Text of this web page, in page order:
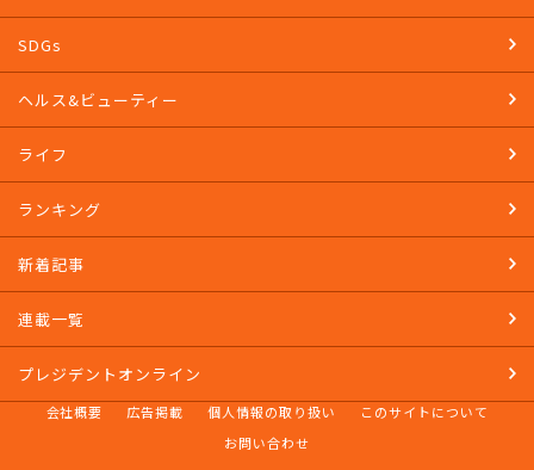
SDGs
ヘルス&ビューティー
ライフ
ランキング
新着記事
連載一覧
プレジデントオンライン
会社概要 広告掲載 個人情報の取り扱い
このサイトについて
お問い合わせ